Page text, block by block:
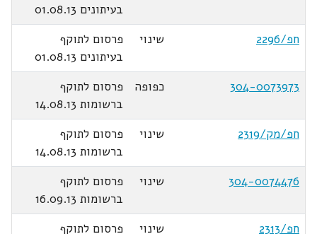
בעיתונים 01.08.13
חפ/2296
שינוי
פרסום לתוקף
בעיתונים 01.08.13
304-0073973
כפופה
פרסום לתוקף
ברשומות 14.08.13
חפ/מק/2319
שינוי
פרסום לתוקף
ברשומות 14.08.13
304-0074476
שינוי
פרסום לתוקף
ברשומות 16.09.13
חפ/2313
שינוי
פרסום לתוקף